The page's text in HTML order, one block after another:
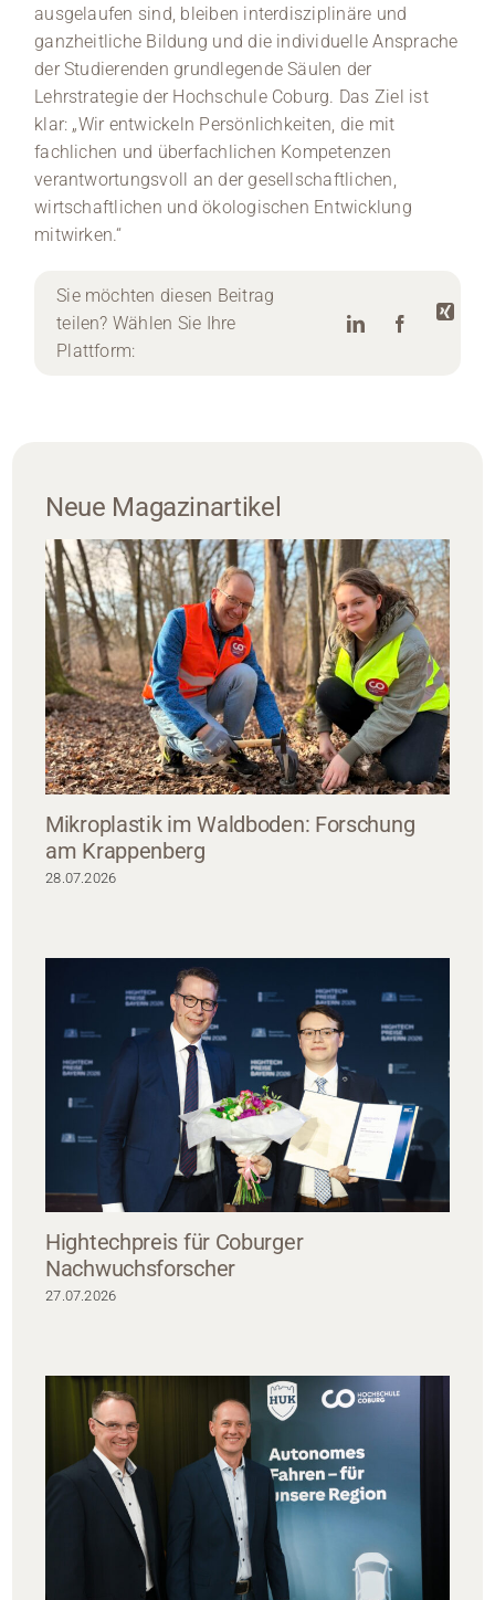
ausgelaufen sind, bleiben interdisziplinäre und
ganzheitliche Bildung und die individuelle Ansprache
der Studierenden grundlegende Säulen der
Lehrstrategie der Hochschule Coburg. Das Ziel ist
klar: „Wir entwickeln Persönlichkeiten, die mit
fachlichen und überfachlichen Kompetenzen
verantwortungsvoll an der gesellschaftlichen,
wirtschaftlichen und ökologischen Entwicklung
mitwirken.“
Sie möchten diesen Beitrag
teilen? Wählen Sie Ihre
Plattform:
Neue Magazinartikel
Mikroplastik im Waldboden: Forschung
am Krappenberg
28.07.2026
Hightechpreis für Coburger
Nachwuchsforscher
27.07.2026